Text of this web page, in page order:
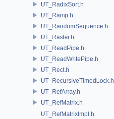
UT_RadixSort.h
UT_Ramp.h
UT_RandomSequence.h
UT_Raster.h
UT_ReadPipe.h
UT_ReadWritePipe.h
UT_Rect.h
UT_RecursiveTimedLock.h
UT_RefArray.h
UT_RefMatrix.h
UT_RefMatrixImpl.h